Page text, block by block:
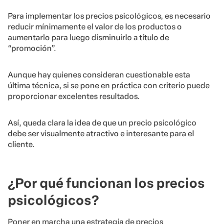
Para implementar los precios psicológicos, es necesario
reducir mínimamente el valor de los productos o
aumentarlo para luego disminuirlo a título de
“promoción”.
Aunque hay quienes consideran cuestionable esta
última técnica, si se pone en práctica con criterio puede
proporcionar excelentes resultados.
Así, queda clara la idea de que un precio psicológico
debe ser visualmente atractivo e interesante para el
cliente.
¿Por qué funcionan los precios
psicológicos?
Poner en marcha una estrategia de precios